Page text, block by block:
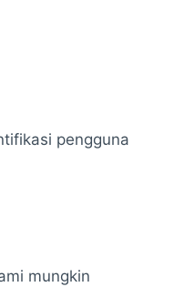
pengguna
mungkin